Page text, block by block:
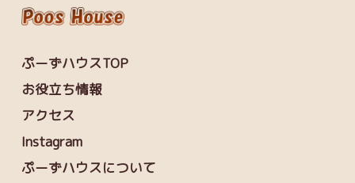
ぷーずハウスTOP
お役立ち情報
アクセス
Instagram
ぷーずハウスについて